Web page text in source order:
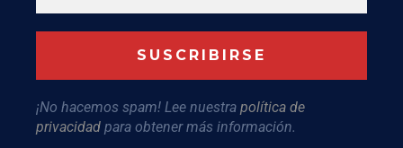
¡No hacemos spam! Lee nuestra política de
privacidad para obtener más información.